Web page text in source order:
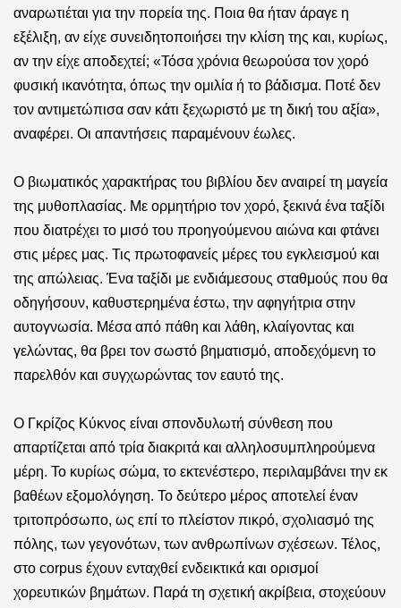
αναρωτιέται για την πορεία της. Ποια θα ήταν άραγε η
εξέλιξη, αν είχε συνειδητοποιήσει την κλίση της και, κυρίως,
αν την είχε αποδεχτεί; «Τόσα χρόνια θεωρούσα τον χορό
φυσική ικανότητα, όπως την ομιλία ή το βάδισμα. Ποτέ δεν
τον αντιμετώπισα σαν κάτι ξεχωριστό με τη δική του αξία»,
αναφέρει. Οι απαντήσεις παραμένουν έωλες.
Ο βιωματικός χαρακτήρας του βιβλίου δεν αναιρεί τη μαγεία
της μυθοπλασίας. Με ορμητήριο τον χορό, ξεκινά ένα ταξίδι
που διατρέχει το μισό του προηγούμενου αιώνα και φτάνει
στις μέρες μας. Τις πρωτοφανείς μέρες του εγκλεισμού και
της απώλειας. Ένα ταξίδι με ενδιάμεσους σταθμούς που θα
οδηγήσουν, καθυστερημένα έστω, την αφηγήτρια στην
αυτογνωσία. Μέσα από πάθη και λάθη, κλαίγοντας και
γελώντας, θα βρει τον σωστό βηματισμό, αποδεχόμενη το
παρελθόν και συγχωρώντας τον εαυτό της.
Ο Γκρίζος Κύκνος είναι σπονδυλωτή σύνθεση που
απαρτίζεται από τρία διακριτά και αλληλοσυμπληρούμενα
μέρη. Το κυρίως σώμα, το εκτενέστερο, περιλαμβάνει την εκ
βαθέων εξομολόγηση. Το δεύτερο μέρος αποτελεί έναν
τριτοπρόσωπο, ως επί το πλείστον πικρό, σχολιασμό της
πόλης, των γεγονότων, των ανθρωπίνων σχέσεων. Τέλος,
στο corpus έχουν ενταχθεί ενδεικτικά και ορισμοί
χορευτικών βημάτων. Παρά τη σχετική ακρίβεια, στοχεύουν